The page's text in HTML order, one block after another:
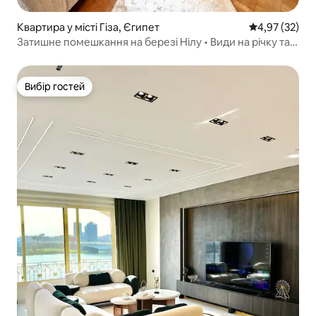
Квартира у місті Гіза, Єгипет Середня
4,97 (32)
Затишне помешкання на березі Нілу • Види на річку та
Вибір гостей
Вибір гостей